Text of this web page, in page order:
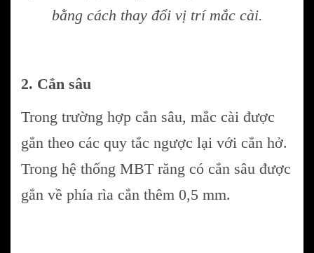
bằng cách thay đổi vị trí mắc cài.
2. Cắn sâu
Trong trường hợp cắn sâu, mắc cài được
gắn theo các quy tắc ngược lại với cắn hở.
Trong hệ thống MBT răng có cắn sâu được
gắn về phía rìa cắn thêm 0,5 mm.